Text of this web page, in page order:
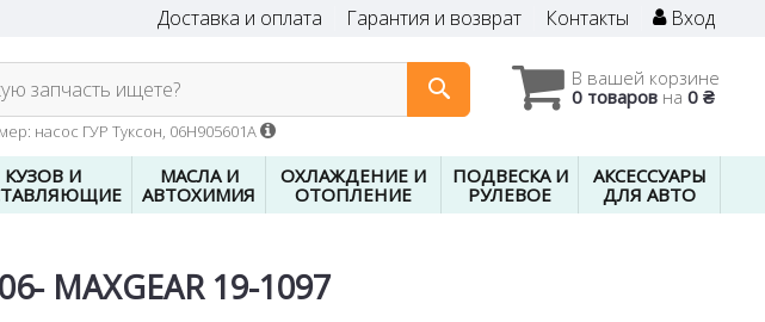
Доставка и оплата Гарантия и возврат Контакты Вход
В вашей корзине
0 товаров на 0 ₴
запчасть ищете?
насос ГУР Туксон, 06H905601A
КУЗОВ И
МАСЛА И
АВТОХИМИЯ
ОХЛАЖДЕНИЕ И
ОТОПЛЕНИЕ
ПОДВЕСКА И
РУЛЕВОЕ
АКСЕССУАРЫ
ДЛЯ АВТО
MAXGEAR 19-1097